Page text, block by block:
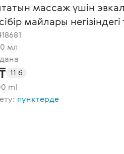
массаж үшін
майлары
мл
11 б
ml
пунктерде